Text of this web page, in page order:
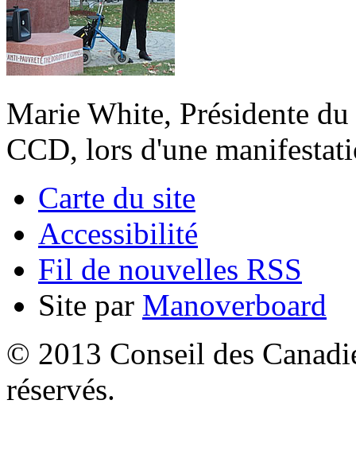
Marie White, Présidente
CCD, lors d'une
Carte du site
Accessibilité
Fil de nouvelles RSS
Site par Manoverboard
© 2013 Conseil des
réservés.